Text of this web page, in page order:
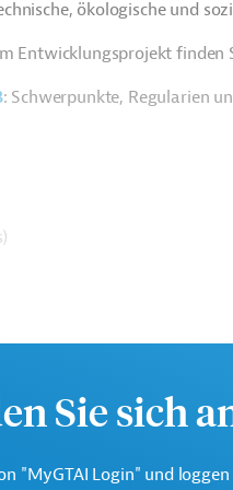
ökologische und
Entwicklungsprojekt finden
: Schwerpunkte, Regularien
Die ADB ist die wichtigste
Sie sich
"MyGTAI Login" und